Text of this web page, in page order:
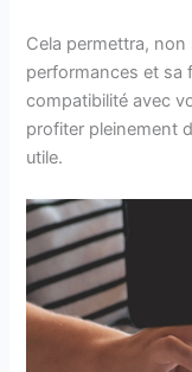
Cela permettra, non
performances et sa
compatibilité avec
profiter pleinement
utile.